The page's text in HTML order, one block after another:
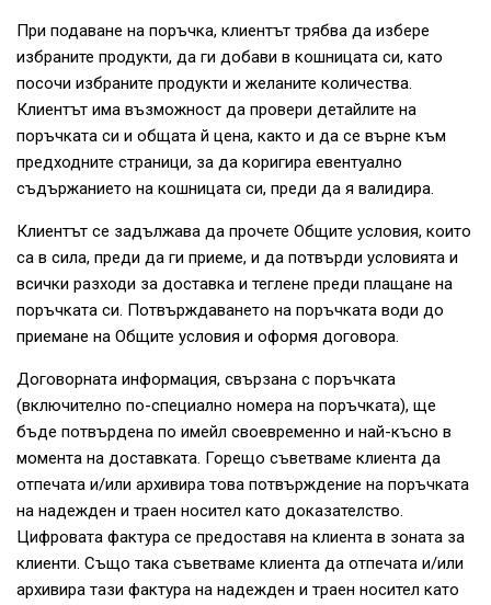
При подаване на поръчка, клиентът трябва да избере
избраните продукти, да ги добави в кошницата си, като
посочи избраните продукти и желаните количества.
Клиентът има възможност да провери детайлите на
поръчката си и общата й цена, както и да се върне към
предходните страници, за да коригира евентуално
съдържанието на кошницата си, преди да я валидира.
Клиентът се задължава да прочете Общите условия, които
са в сила, преди да ги приеме, и да потвърди условията и
всички разходи за доставка и теглене преди плащане на
поръчката си. Потвърждаването на поръчката води до
приемане на Общите условия и оформя договора.
Договорната информация, свързана с поръчката
(включително по-специално номера на поръчката), ще
бъде потвърдена по имейл своевременно и най-късно в
момента на доставката. Горещо съветваме клиента да
отпечата и/или архивира това потвърждение на поръчката
на надежден и траен носител като доказателство.
Цифровата фактура се предоставя на клиента в зоната за
клиенти. Също така съветваме клиента да отпечата и/или
архивира тази фактура на надежден и траен носител като